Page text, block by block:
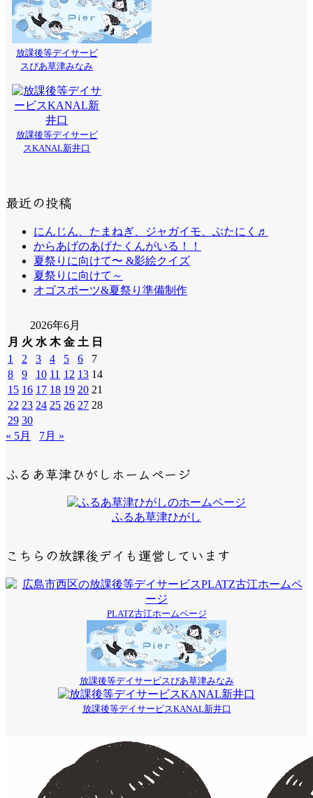
放課後等デイサービ
スぴあ草津みなみ
放課後等デイサービ
スKANAL新井口
最近の投稿
にんじん、たまねぎ、ジャガイモ、ぶたにく♬
からあげのあげたくんがいる！！
夏祭りに向けて〜 &影絵クイズ
夏祭りに向けて～
オゴスポーツ&夏祭り準備制作
2026年6月
月 火 水 木 金 土 日
1
2 3 4 5 6
7
8
9 10 11 12 13 14
15 16 17 18 19 20 21
22 23 24 25 26 27 28
29 30
« 5月
7月 »
ふるあ草津ひがしホームページ
ふるあ草津ひがし
こちらの放課後デイも運営しています
PLATZ古江ホームページ
放課後等デイサービスぴあ草津みなみ
放課後等デイサービスKANAL新井口